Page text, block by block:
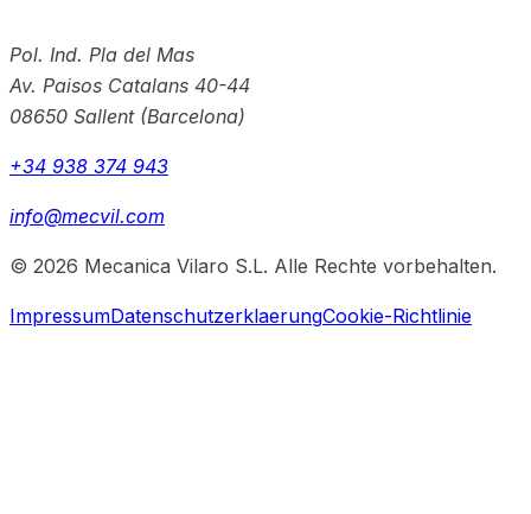
Pol. Ind. Pla del Mas
Av. Paisos Catalans 40-44
08650 Sallent(Barcelona)
+34 938 374 943
info@mecvil.com
© 2026 Mecanica Vilaro S.L. Alle Rechte vorbehalten.
ImpressumDatenschutzerklaerungCookie-Richtlinie